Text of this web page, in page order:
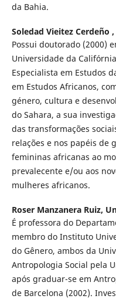
da Bahia.
Soledad Vieitez Cerdeño ,
Possui doutorado (2000)
Universidade da
Especialista em Estudos
em Estudos Africanos,
género, cultura e
do Sahara, a sua
das transformações
relações e nos papéis de
femininas africanas ao
prevalecente e/ou aos
mulheres africanos.
Roser Manzanera Ruiz,
É professora do
membro do Instituto
do Gênero, ambos da
Antropologia Social pela
após graduar-se em
de Barcelona (2002).